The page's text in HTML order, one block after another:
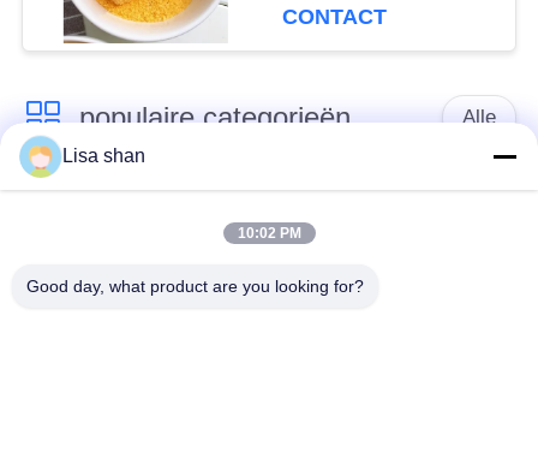
CONTACT
populaire categorieën Alle
Japanse
broodcrumbs
Gehele het
Lisa shan
10:02 PM
Good day, what product are you looking for?